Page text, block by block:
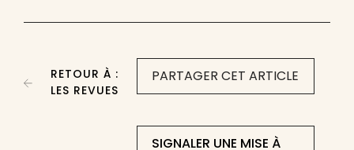
PARTAGER CET ARTICLE
SIGNALER UNE MISE À
RETOUR À :
LES REVUES